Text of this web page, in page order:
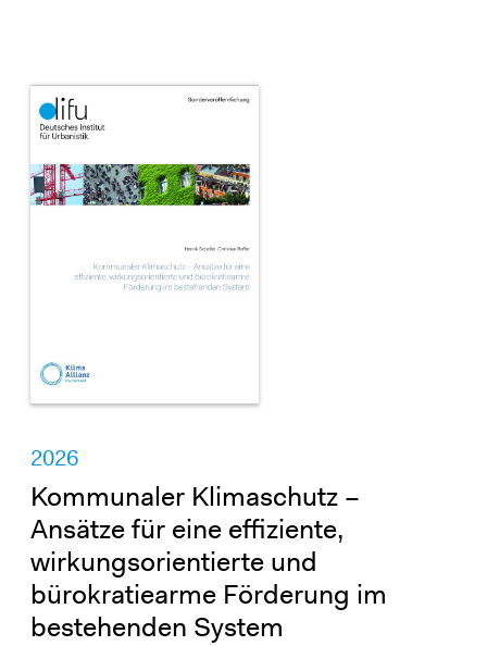
2026
Kommunaler Klimaschutz –
Ansätze für eine effiziente,
wirkungsorientierte und
bürokratiearme Förderung im
bestehenden System